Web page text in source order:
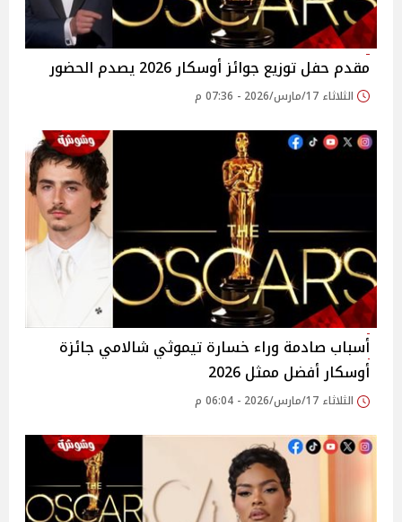
مقدم حفل توزيع جوائز أوسكار 2026 يصدم الحضور
الثلاثاء 17/مارس/2026 - 07:36 م
أسباب صادمة وراء خسارة تيموثي شالامي جائزة
أوسكار أفضل ممثل 2026
الثلاثاء 17/مارس/2026 - 06:04 م